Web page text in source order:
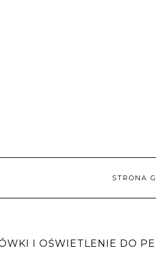
STRONA
I OŚWIETLENIE DO